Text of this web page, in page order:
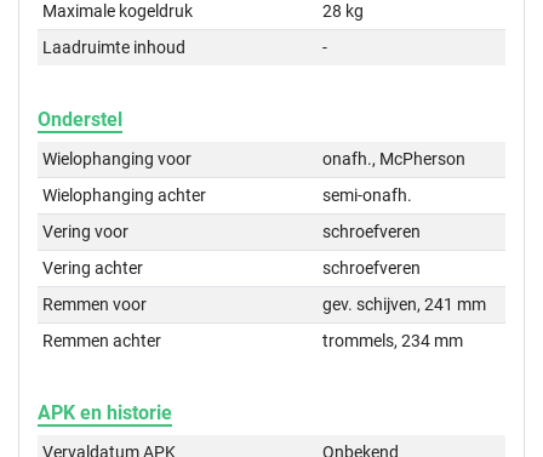
Maximale kogeldruk
28 kg
Laadruimte inhoud
-
Onderstel
Wielophanging voor
onafh., McPherson
Wielophanging achter
semi-onafh.
Vering voor
schroefveren
Vering achter
schroefveren
Remmen voor
gev. schijven, 241 mm
Remmen achter
trommels, 234 mm
APK en historie
Vervaldatum APK
Onbekend